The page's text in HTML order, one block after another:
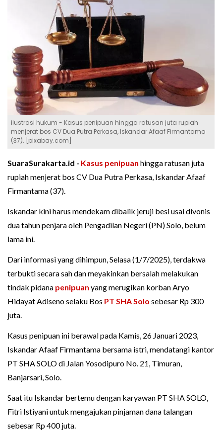
ilustrasi hukum - Kasus penipuan hingga ratusan juta rupiah
menjerat bos CV Dua Putra Perkasa, Iskandar Afaaf Firmantama
(37). [pixabay.com]
SuaraSurakarta.id - Kasus penipuan hingga ratusan juta
rupiah menjerat bos CV Dua Putra Perkasa, Iskandar Afaaf
Firmantama (37).
Iskandar kini harus mendekam dibalik jeruji besi usai divonis
dua tahun penjara oleh Pengadilan Negeri (PN) Solo, belum
lama ini.
Dari informasi yang dihimpun, Selasa (1/7/2025), terdakwa
terbukti secara sah dan meyakinkan bersalah melakukan
tindak pidana penipuan yang merugikan korban Aryo
Hidayat Adiseno selaku Bos PT SHA Solo sebesar Rp 300
juta.
Kasus penipuan ini berawal pada Kamis, 26 Januari 2023,
Iskandar Afaaf Firmantama bersama istri, mendatangi kantor
PT SHA SOLO di Jalan Yosodipuro No. 21, Timuran,
Banjarsari, Solo.
Saat itu Iskandar bertemu dengan karyawan PT SHA SOLO,
Fitri Istiyani untuk mengajukan pinjaman dana talangan
sebesar Rp 400 juta.